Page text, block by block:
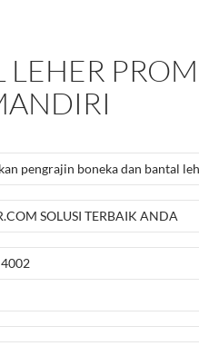
LEHER
pengrajin boneka dan bantal
SOLUSI TERBAIK ANDA